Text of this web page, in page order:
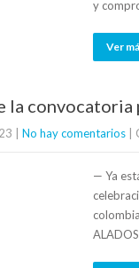
y
Ver
la
No hay comentarios
— Ya